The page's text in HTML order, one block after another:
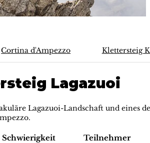
Cortina d'Ampezzo Klettersteig
Lagazuoi
Lagazuoi-Landschaft und eines
Schwierigkeit Teilnehmer